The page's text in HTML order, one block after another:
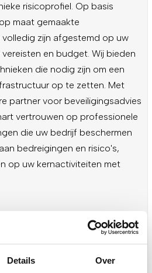
Details Over
risicoprofiel. Op basis
maat gemaakte
zijn afgestemd op uw
en budget. Wij bieden
die nodig zijn om een
op te zetten. Met
partner voor beveiligingsadvies
vertrouwen op professionele
die uw bedrijf beschermen
bedreigingen en risico's,
op uw kernactiviteiten met